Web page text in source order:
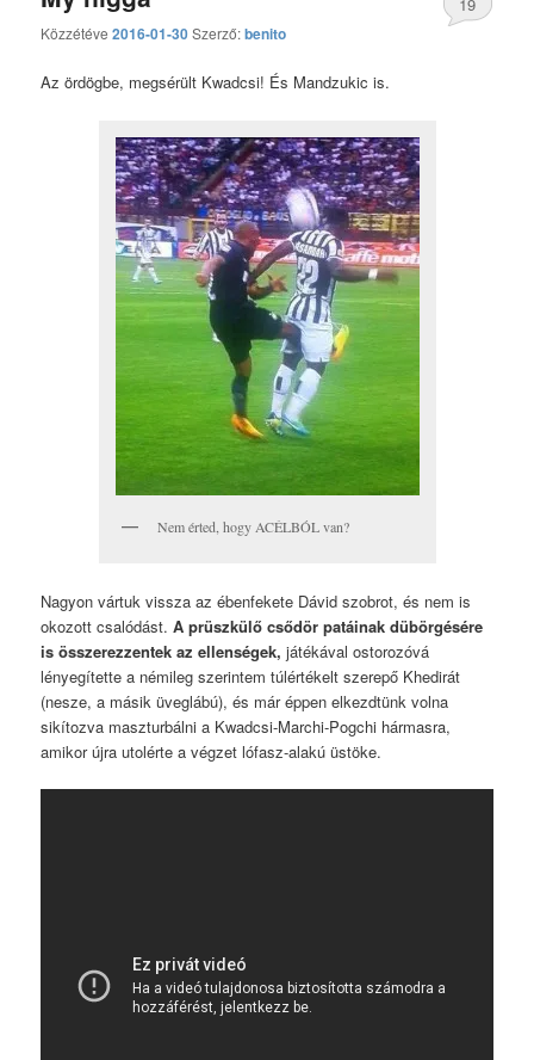
Közzétéve2016-01-30Szerző:benito
19
Az ördögbe, megsérült Kwadcsi! És Mandzukic is.
Nem érted, hogy ACÉLBÓL van?
Nagyon vártuk vissza az ébenfekete Dávid szobrot, és nem is
okozott csalódást.A prüszkülő csődör patáinak dübörgésére
is összerezzentek az ellenségek, játékával ostorozóvá
lényegítette a némileg szerintem túlértékelt szerepő Khedirát
(nesze, a másik üveglábú), és már éppen elkezdtünk volna
sikítozva maszturbálni a Kwadcsi-Marchi-Pogchi hármasra,
amikor újra utolérte a végzet lófasz-alakú üstöke.